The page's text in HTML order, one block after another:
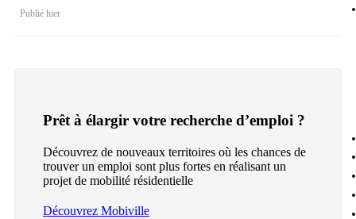
Publié hier
Prêt à élargir votre recherche d’emploi ?
Découvrez de nouveaux territoires où les chances de
trouver un emploi sont plus fortes en réalisant un
projet de mobilité résidentielle
Découvrez Mobiville